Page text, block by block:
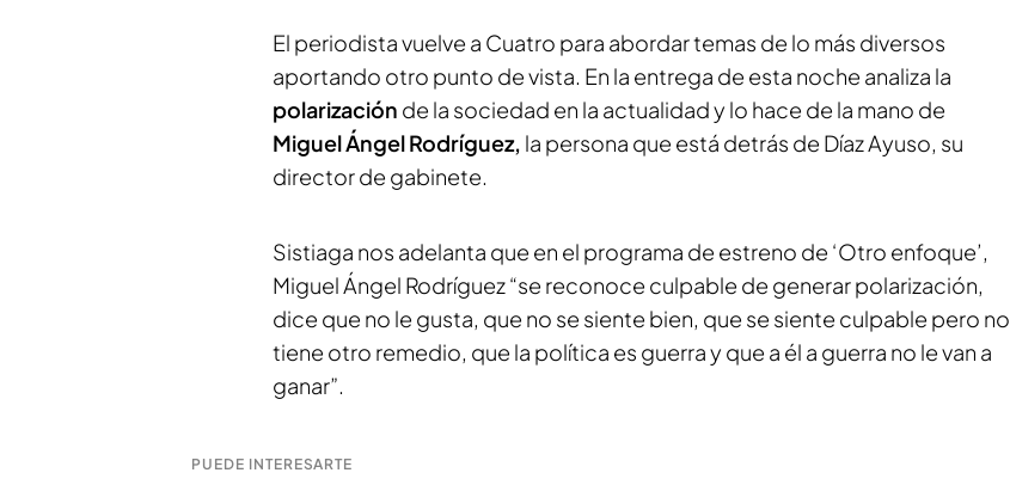
El periodista vuelve a Cuatro para abordar temas de lo más diversos
aportando otro punto de vista. En la entrega de esta noche analiza la
polarización de la sociedad en la actualidad y lo hace de la mano de
Miguel Ángel Rodríguez, la persona que está detrás de Díaz Ayuso, su
director de gabinete.
Sistiaga nos adelanta que en el programa de estreno de ‘Otro enfoque’,
Miguel Ángel Rodríguez “se reconoce culpable de generar polarización,
dice que no le gusta, que no se siente bien, que se siente culpable pero no
tiene otro remedio, que la política es guerra y que a él a guerra no le van a
ganar”.
PUEDE INTERESARTE